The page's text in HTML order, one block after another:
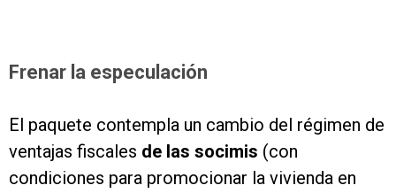
Frenar la especulación
El paquete contempla un cambio del régimen de
ventajas fiscales de las socimis (con
condiciones para promocionar la vivienda en